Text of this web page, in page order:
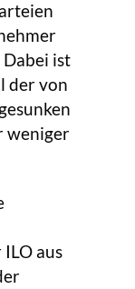
Dabei ist
der von
weniger
aus